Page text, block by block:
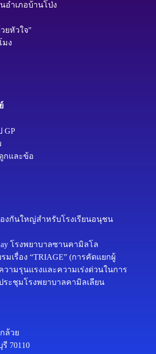
อำเภอบ้านโป่ง
ยหัวใจ"
มง
GP
กและข้อ
งกันใหญ่สำหรับโรงเรียนอนุชน
โรงพยาบาลซานคามิลโล
มเรื่อง “TRIAGE” (การคัดแยกผู้
วามรุนแรงและความเร่งด่วนในการ
ะชุมโรงพยาบาลคามิลเลียน
ล้วย
70110